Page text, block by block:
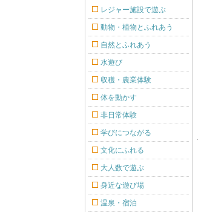
レジャー施設で遊ぶ
動物・植物とふれあう
自然とふれあう
水遊び
収穫・農業体験
体を動かす
非日常体験
学びにつながる
文化にふれる
大人数で遊ぶ
身近な遊び場
温泉・宿泊